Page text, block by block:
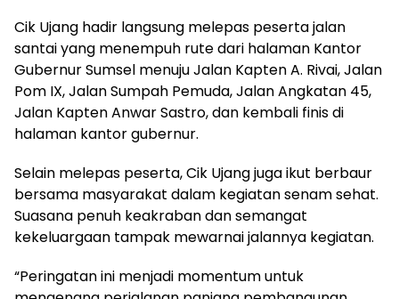
Cik Ujang hadir langsung melepas peserta jalan
santai yang menempuh rute dari halaman Kantor
Gubernur Sumsel menuju Jalan Kapten A. Rivai, Jalan
Pom IX, Jalan Sumpah Pemuda, Jalan Angkatan 45,
Jalan Kapten Anwar Sastro, dan kembali finis di
halaman kantor gubernur.
Selain melepas peserta, Cik Ujang juga ikut berbaur
bersama masyarakat dalam kegiatan senam sehat.
Suasana penuh keakraban dan semangat
kekeluargaan tampak mewarnai jalannya kegiatan.
“Peringatan ini menjadi momentum untuk